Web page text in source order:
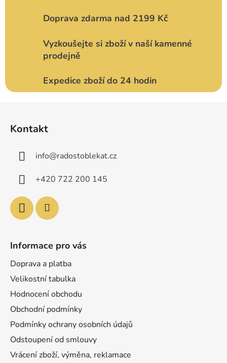
Doprava zdarma nad 2199 Kč
Vyzkoušejte si zboží v naší kamenné
prodejně
Expedice zboží do 24 hodin
Kontakt
info@radostoblekat.cz
+420 722 200 145
Informace pro vás
Doprava a platba
Velikostní tabulka
Hodnocení obchodu
Obchodní podmínky
Podmínky ochrany osobních údajů
Odstoupení od smlouvy
Vrácení zboží, výměna, reklamace